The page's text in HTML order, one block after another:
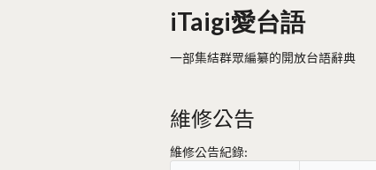
iTaigi愛台語
一部集結群眾編纂的開放台語辭典
維修公告
維修公告紀錄: